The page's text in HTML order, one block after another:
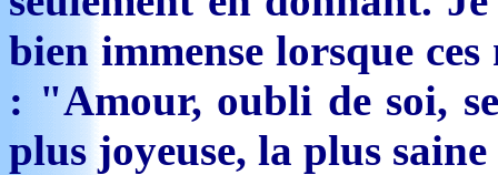
bien immense lorsque
: "Amour, oubli de soi,
plus joyeuse, la plus